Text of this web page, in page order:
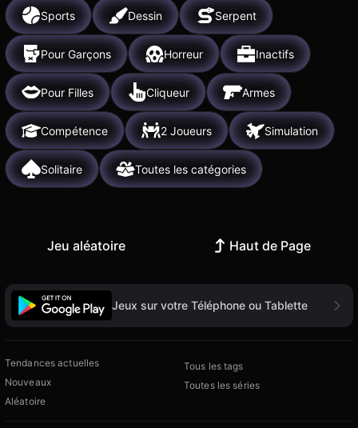
Sports Dessin Serpent
Pour Garçons Horreur Inactifs
Pour Filles Cliqueur Armes
Compétence 2 Joueurs Simulation
Solitaire Toutes les catégories
Jeu aléatoire Haut de Page
Jeux sur votre Téléphone ou Tablette
Tendances actuelles
Nouveaux
Aléatoire
Tous les tags
Toutes les séries